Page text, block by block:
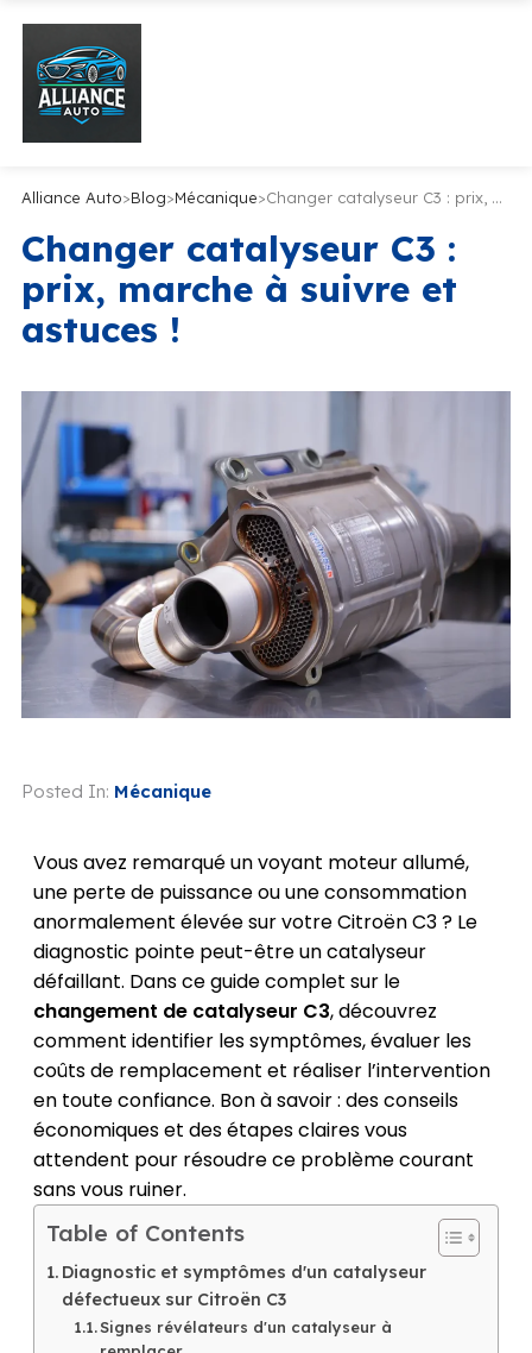
Alliance Auto>Blog>Mécanique> Changer catalyseur C3 : prix, marche à suivre et astuces !
Changer catalyseur C3 :
prix, marche à suivre et
astuces !
Posted In: Mécanique
Vous avez remarqué un voyant moteur allumé,
une perte de puissance ou une consommation
anormalement élevée sur votre Citroën C3 ? Le
diagnostic pointe peut-être un catalyseur
défaillant. Dans ce guide complet sur le
changement de catalyseur C3, découvrez
comment identifier les symptômes, évaluer les
coûts de remplacement et réaliser l’intervention
en toute confiance. Bon à savoir : des conseils
économiques et des étapes claires vous
attendent pour résoudre ce problème courant
sans vous ruiner.
Table of Contents
Diagnostic et symptômes d'un catalyseur
défectueux sur Citroën C3
Signes révélateurs d'un catalyseur à